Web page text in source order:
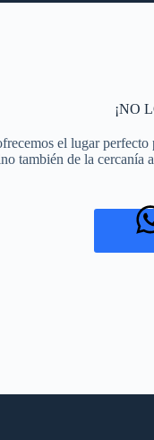
¡NO
el lugar
también de la cercanía